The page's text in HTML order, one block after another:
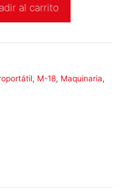
al carrito
, M-18, Maquinaria,